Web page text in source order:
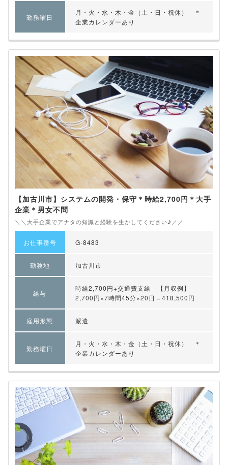
勤務曜日
月・火・水・木・金（土・日・祝休） ＊
企業カレンダーあり
【加古川市】システムの開発・保守＊時給2,700円＊大手
企業＊男女不問
＼＼大手企業でアナタの知識と経験を生かしてください♪／／
お仕事番号 G-8483
勤務地 加古川市
給与
時給2,700円+交通費支給 【月収例】
2,700円×7時間45分×20日＝418,500円
雇用形態 派遣
勤務曜日
月・火・水・木・金（土・日・祝休） ＊
企業カレンダーあり